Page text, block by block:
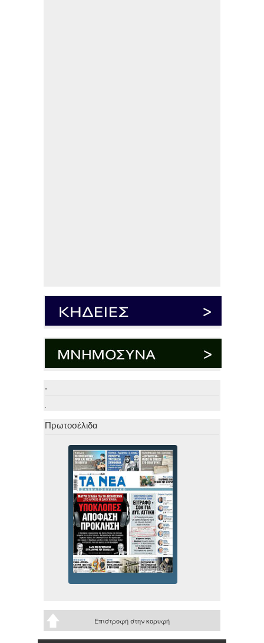
.
Πρωτοσέλιδα
Επιστροφή στην κορυφή